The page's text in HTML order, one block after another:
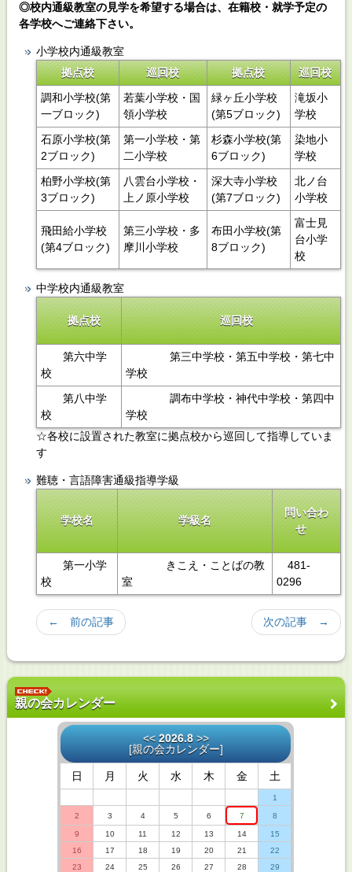
◎校内通級教室の見学を希望する場合は、在籍校・就学予定の
各学校へご連絡下さい。
小学校内通級教室
拠点校
巡回校 拠点校
巡回校
調和小学校(第
一ブロック)
若葉小学校・国
領小学校
緑ヶ丘小学校
(第5ブロック)
滝坂小
学校
石原小学校(第
2ブロック)
第一小学校・第
二小学校
杉森小学校(第
6ブロック)
染地小
学校
柏野小学校(第
3ブロック)
八雲台小学校・
上ノ原小学校
深大寺小学校
(第7ブロック)
北ノ台
小学校
飛田給小学校
(第4ブロック)
第三小学校・多
摩川小学校
布田小学校(第
8ブロック)
富士見
台小学
校
中学校内通級教室
拠点校 巡回校
第六中学
校
第三中学校・第五中学校・第七中
学校
第八中学
校
調布中学校・神代中学校・第四中
学校
☆各校に設置された教室に拠点校から巡回して指導していま
す
難聴・言語障害通級指導学級
学校名 学級名
問い合わ
せ
第一小学
校
きこえ・ことばの教
室
481-
0296
次の記事 →
← 前の記事
親の会カレンダー
<< 2026.8 >>
[親の会カレンダー]
日 月 火 水 木 金 土
1
2 3 4 5 6 7 8
9 10 11 12 13 14
15
16
17 18 19 20 21
22
23
24 25 26 27 28
29